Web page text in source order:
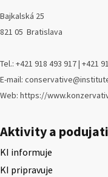
Bajkalská 25
821 05 Bratislava
Tel.: +421 918 493 917 | +421
E-mail:
Web: https://
Aktivity a
KI informuje
KI pripravuje